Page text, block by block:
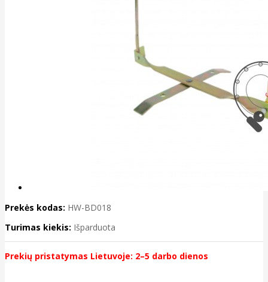
Prekės kodas: HW-BD018
Turimas kiekis: Išparduota
Prekių pristatymas Lietuvoje: 2–5 darbo dienos